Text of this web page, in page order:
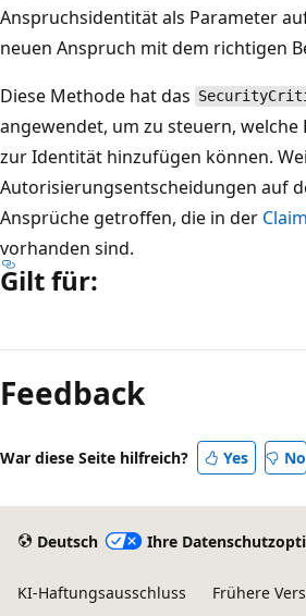
Anspruchsidentität als Parameter
neuen Anspruch mit dem richtigen
Diese Methode hat das
angewendet, um zu steuern,
zur Identität hinzufügen können.
Autorisierungsentscheidungen auf
Ansprüche getroffen, die in der
vorhanden sind.
Gilt für:
deaktiviert
Feedback
War diese Seite hilfreich? Yes No
Deutsch Ihre
KI-Haftungsausschluss Frühere